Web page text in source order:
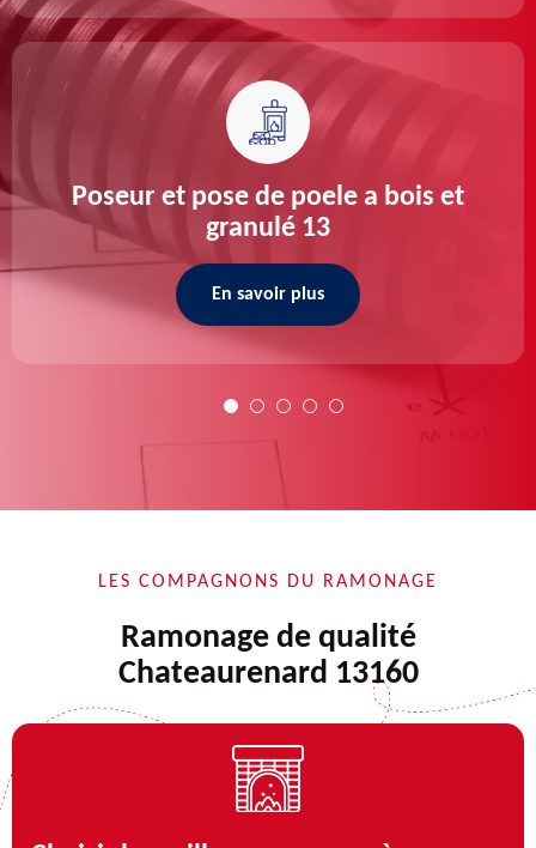
Poseur et pose de poele a bois et
granulé 13
En savoir plus
LES COMPAGNONS DU RAMONAGE
Ramonage de qualité
Chateaurenard 13160